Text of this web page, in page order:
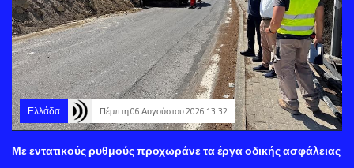
Ελλάδα Πέμπτη 06 Αυγούστου 2026 13:32
Με εντατικούς ρυθμούς προχωράνε τα έργα οδικής ασφάλειας